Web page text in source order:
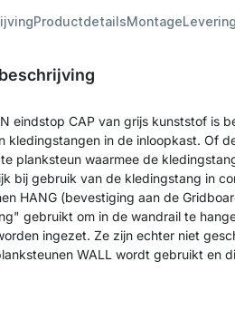
ProductdetailsMontage
eindstop CAP van grijs kunststof is
kledingstangen in de inloopkast. Of
planksteun waarmee de
bij gebruik van de kledingstang in
HANG (bevestiging aan de
gebruikt om in de wandrail te
ingezet. Ze zijn echter niet
WALL wordt gebruikt en